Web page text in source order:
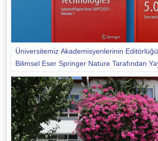
Üniversitemiz Akademisyenlerinin
Bilimsel Eser Springer Nature Tarafından